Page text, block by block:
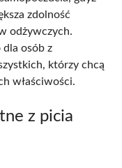
zdolność
odżywczych.
osób z
którzy chcą
właściwości.
z picia